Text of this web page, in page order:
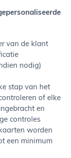
van de klant
nodig)
stap van het
of elke
en
controles
worden
een minimum